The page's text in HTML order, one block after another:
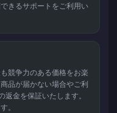
きるサポートをご利用い
競争力のある価格をお楽
品が届かない場合やご利
金を保証いたします。
。